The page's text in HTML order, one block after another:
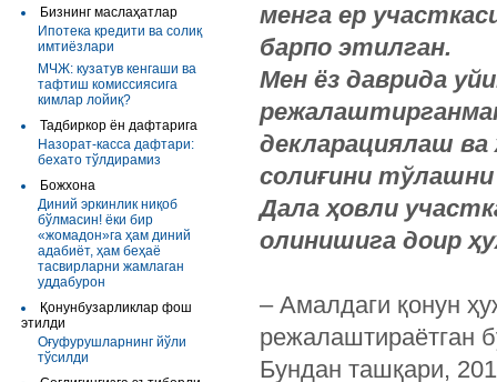
Бизнинг маслаҳатлар
Ипотека кредити ва солиқ
имтиёзлари
МЧЖ: кузатув кенгаши ва
тафтиш комиссиясига
кимлар лойиқ?
Тадбиркор ён дафтарига
Назорат-касса дафтари:
бехато тўлдирамиз
Божхона
Диний эркинлик ниқоб
бўлмасин! ёки бир
«жомадон»га ҳам диний
адабиёт, ҳам беҳаё
тасвирларни жамлаган
уддабурон
Қонунбузарликлар фош
этилди
Оғуфурушларнинг йўли
тўсилди
менга ер
барпо этилган.
Мен ёз даврида
декларациялаш
солиғини тўлашни
Дала ҳовли
олинишига доир
– Амалдаги қонун
режалаштираётган
Бундан ташқари,